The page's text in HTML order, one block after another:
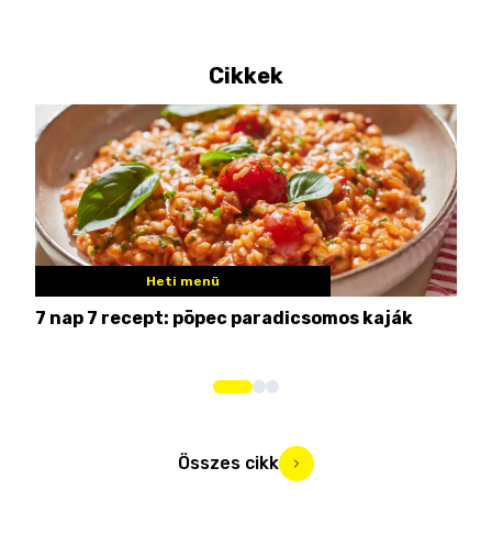
Cikkek
Heti menü
7 nap 7 recept: pöpec paradicsomos kaják
Összes cikk